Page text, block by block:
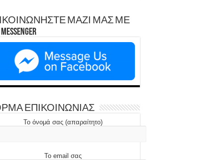
ΜΑΖΙ ΜΑΣ ΜΕ
ΕΠΙΚΟΙΝΩΝΙΑΣ
Το όνομά σας (απαραίτητο)
Το email σας